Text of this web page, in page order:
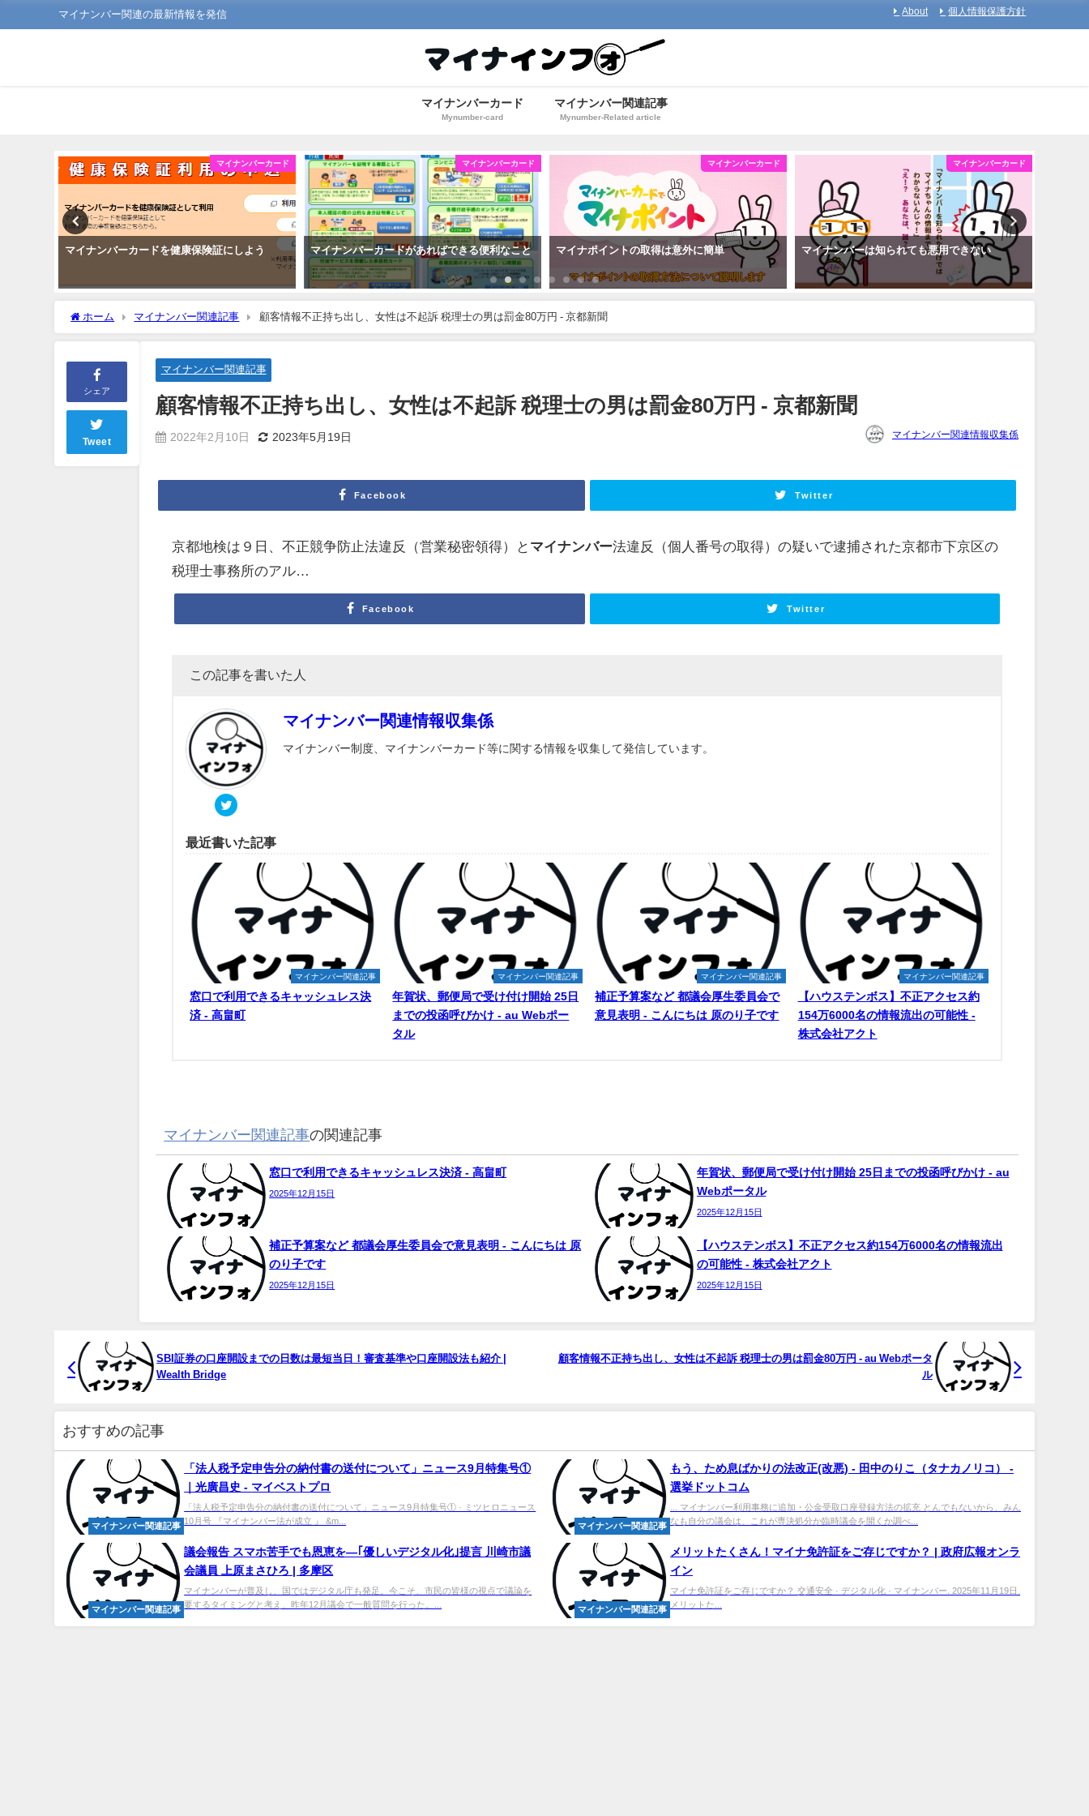
マイナンバー関連の最新情報を発信 About 個人情報保護方針
マイナンバーカード
Mynumber-card
マイナンバー関連記事
Mynumber-Related article
マイナンバーカード
保険証にしよう
マイナンバーカード
マイナンバーカードがあればできる便利なこと
マイナンバーカード
マイナポイントの取得は意外に簡単
マイナンバーカード
マイナンバーは知られても悪用できない
マイナンバーカー
マイナンバーカードの申請はスマホで簡単！
ホーム マイナンバー関連記事 顧客情報不正持ち出し、女性は不起訴 税理士の男は罰金80万円 - 京都新聞
シェア
Tweet
マイナンバー関連記事
顧客情報不正持ち出し、女性は不起訴 税理士の男は罰金80万円 - 京都新聞
2022年2月10日 2023年5月19日 マイナンバー関連情報収集係
Facebook Twitter
京都地検は９日、不正競争防止法違反（営業秘密領得）と マイナンバー法違反（個人番号の取得）の疑いで逮捕された京都市下京区の
税理士事務所のアル…
Facebook Twitter
この記事を書いた人
マイナンバー関連情報収集係
マイナンバー制度、マイナンバーカード等に関する情報を収集して発信しています。
最近書いた記事
マイナンバー関連記事
窓口で利用できるキャッシュレス決
済 - 高畠町
マイナンバー関連記事
年賀状、郵便局で受け付け開始 25日
までの投函呼びかけ - au Webポー
タル
マイナンバー関連記事
補正予算案など 都議会厚生委員会で
意見表明 - こんにちは 原のり子です
マイナンバー関連記事
【ハウステンボス】不正アクセス約
154万6000名の情報流出の可能性 -
株式会社アクト
マイナンバー関連記事の関連記事
窓口で利用できるキャッシュレス決済 - 高畠町
2025年12月15日
年賀状、郵便局で受け付け開始 25日までの投函呼びかけ - au
Webポータル
2025年12月15日
補正予算案など 都議会厚生委員会で意見表明 - こんにちは 原
のり子です
2025年12月15日
【ハウステンボス】不正アクセス約154万6000名の情報流出
の可能性 - 株式会社アクト
2025年12月15日
SBI証券の口座開設までの日数は最短当日！審査基準や口座開設法も紹介 |
Wealth Bridge
顧客情報不正持ち出し、女性は不起訴 税理士の男は罰金80万円 - au Webポータ
ル
おすすめの記事
マイナンバー関連記事
「法人税予定申告分の納付書の送付について」ニュース9月特集号①
｜光廣昌史 - マイベストプロ
「法人税予定申告分の納付書の送付について」ニュース9月特集号① · ミツヒロニュース
10月号 『マイナンバー法が成立 』 &m...
マイナンバー関連記事
もう、ため息ばかりの法改正(改悪) - 田中のりこ（タナカノリコ） -
選挙ドットコム
... マイナンバー利用事務に追加・公金受取口座登録方法の拡充 とんでもないから、みん
なも自分の議会は、これが専決処分か臨時議会を開くか調べ...
マイナンバー関連記事
議会報告 スマホ苦手でも恩恵を―｢優しいデジタル化｣提言 川崎市議
会議員 上原まさひろ | 多摩区
マイナンバーが普及し、国ではデジタル庁も発足。今こそ、市民の皆様の視点で議論を
要するタイミングと考え、昨年12月議会で一般質問を行った。...
マイナンバー関連記事
メリットたくさん！マイナ免許証をご存じですか？ | 政府広報オンラ
イン
マイナ免許証をご存じですか？ 交通安全 · デジタル化 · マイナンバー. 2025年11月19日.
メリットた...